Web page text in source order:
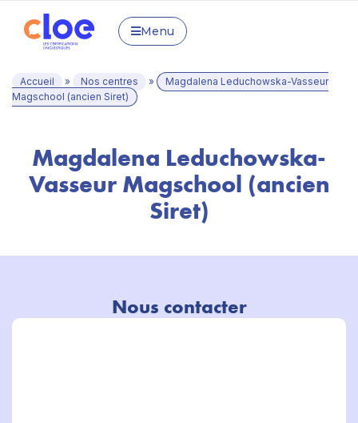
Menu
Accueil » Nos centres »
Magdalena Leduchowska-Vasseur
Magschool (ancien Siret)
Magdalena Leduchowska-
Vasseur Magschool (ancien
Siret)
Nous contacter